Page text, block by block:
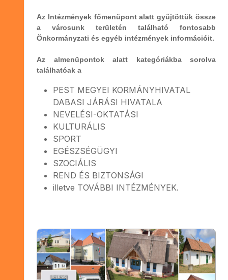
Az Intézményekfőmenüpont alatt gyűjtöttük össze
a városunk területén található fontosabb
Önkormányzati és egyéb intézmények információit.
Az almenüpontok alatt kategóriákba sorolva
találhatóak a
PEST MEGYEI KORMÁNYHIVATAL
DABASI JÁRÁSI HIVATALA
NEVELÉSI-OKTATÁSI
KULTURÁLIS
SPORT
EGÉSZSÉGÜGYI
SZOCIÁLIS
REND ÉS BIZTONSÁGI
illetve TOVÁBBI INTÉZMÉNYEK.